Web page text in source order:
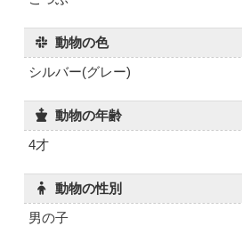
動物の色
シルバー(グレー)
動物の年齢
4才
動物の性別
男の子